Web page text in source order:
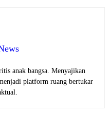
anak bangsa. Menyajikan
platform ruang bertukar